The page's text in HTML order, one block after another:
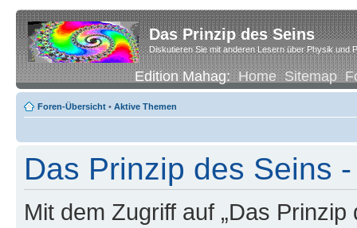
Das Prinzip des Seins
Diskutieren Sie mit anderen Lesern über Physik und
Edition Mahag:Home Sitemap
Foren-Übersicht • Aktive Themen
Das Prinzip des Seins
Mit dem Zugriff auf „Das